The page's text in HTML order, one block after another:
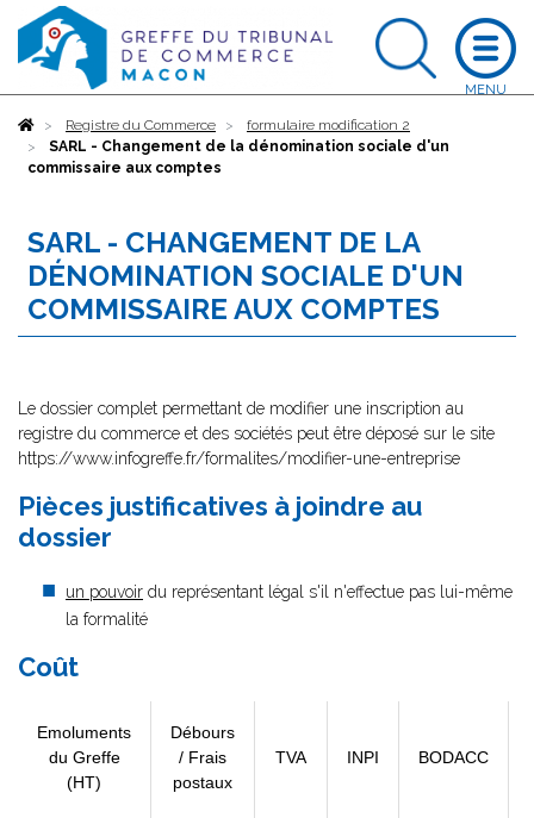
AccueilRegistre du Commerce
formulaire modification 2
SARL - Changement de la dénomination sociale d'un
commissaire aux comptes
SARL - CHANGEMENT DE LA
DÉNOMINATION SOCIALE D'UN
COMMISSAIRE AUX COMPTES
Le dossier complet permettant de modifier une inscription au
registre du commerce et des sociétés peut être déposé sur le site
https://www.infogreffe.fr/formalites/modifier-une-entreprise
Pièces justificatives à joindre au
dossier
un pouvoir du représentant légal s'il n'effectue pas lui-même
la formalité
Coût
Emoluments
du Greffe
(HT)
Débours
/ Frais
postaux
TVA INPI BODACC